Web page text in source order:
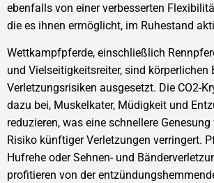
ebenfalls von einer verbesserten
die es ihnen ermöglicht, im Ruhestand
Wettkampfpferde, einschließlich
und Vielseitigkeitsreiter, sind körperlichen
Verletzungsrisiken ausgesetzt. Die CO2-
dazu bei, Muskelkater, Müdigkeit und
reduzieren, was eine schnellere
Risiko künftiger Verletzungen verringert.
Hufrehe oder Sehnen- und
profitieren von der